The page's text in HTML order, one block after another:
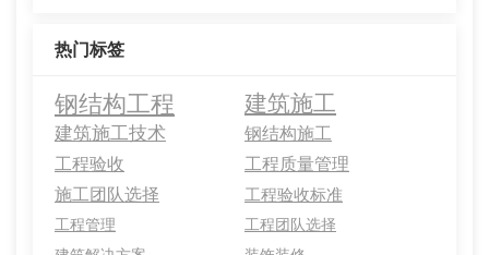
热门标签
钢结构工程 建筑施工
建筑施工技术
钢结构施工
工程验收
工程质量管理
施工团队选择
工程验收标准
工程管理
工程团队选择